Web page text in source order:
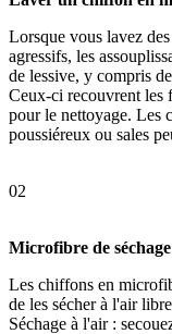
Lorsque vous lavez
agressifs, les
de lessive, y compris
Ceux-ci recouvrent les
pour le nettoyage. Les
poussiéreux ou sales
02
Microfibre de séchage
Les chiffons en
de les sécher à l'air
Séchage à l'air :